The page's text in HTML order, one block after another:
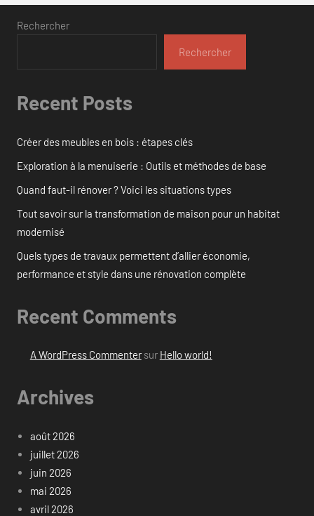
Rechercher
Rechercher
Recent Posts
Créer des meubles en bois : étapes clés
Exploration à la menuiserie : Outils et méthodes de base
Quand faut-il rénover ? Voici les situations types
Tout savoir sur la transformation de maison pour un habitat
modernisé
Quels types de travaux permettent d’allier économie,
performance et style dans une rénovation complète
Recent Comments
A WordPress Commentersur Hello world!
Archives
août 2026
juillet 2026
juin 2026
mai 2026
avril 2026